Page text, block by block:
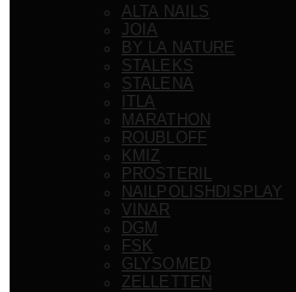
ALTA NAILS
JOIA
BY LA NATURE
STALEKS
STALENA
ITLA
MARATHON
ROUBLOFF
KMIZ
PROSTERIL
NAILPOLISHDISPLAY
VINAR
DGM
FSK
GLYSOMED
ZELLETTEN